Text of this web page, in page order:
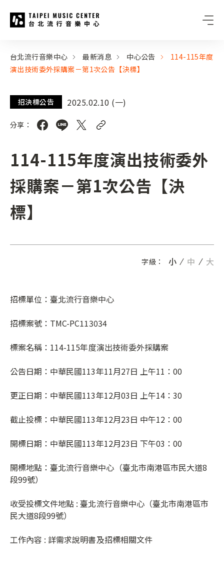
:::
台北流行音樂中心 最新消息 中心公告
114-115年度
演出技術委外採購案－第1次公告【決標】
招決標公告 2025.02.10 (一)
分享：
114-115年度演出技術委外
採購案－第1次公告【決
標】
字級： 小 中 大
招標單位：臺北流行音樂中心
招標案號： TMC-PC113034
標案名稱： 114-115年度演出技術委外採購案
公告日期：中華民國113年11月27日 上午11 ：00
更正日期：中華民國113年12月03日 上午14 ：30
截止投標：中華民國113年12月23日 中午12 ：00
開標日期：中華民國113年12月23日 下午03：00
開標地點：臺北流行音樂中心（臺北市南港區市民大道8
段99號）
收受投標文件地點 :臺北流行音樂中心（臺北市南港區市
民大道8段99號）
工作內容 : 詳需求說明書及招標相關文件